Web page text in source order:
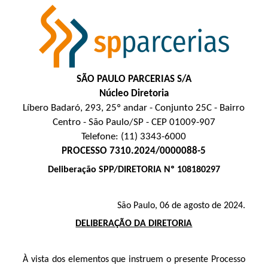
SÃO PAULO PARCERIAS S/A
Núcleo Diretoria
Líbero Badaró, 293, 25º andar - Conjunto 25C - Bairro
Centro - São Paulo/SP - CEP 01009-907
Telefone: (11) 3343-6000
PROCESSO 7310.2024/0000088-5
Deliberação SPP/DIRETORIA Nº 108180297
São Paulo, 06 de agosto de 2024.
DELIBERAÇÃO DA DIRETORIA
À vista dos elementos que instruem o presente Processo